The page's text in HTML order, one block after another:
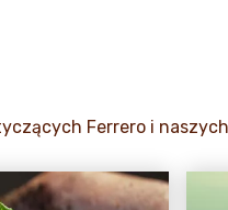
Ferrero i